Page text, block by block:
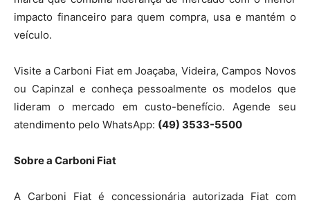
impacto financeiro para quem compra, usa e mantém o
veículo.
Visite a Carboni Fiat em Joaçaba, Videira, Campos Novos
ou Capinzal e conheça pessoalmente os modelos que
lideram o mercado em custo-benefício. Agende seu
atendimento pelo WhatsApp: (49) 3533-5500
Sobre a Carboni Fiat
A Carboni Fiat é concessionária autorizada Fiat com